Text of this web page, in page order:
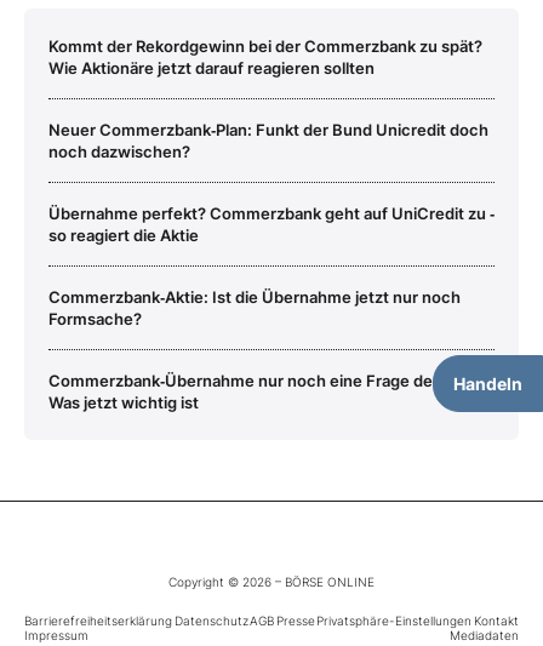
Handeln
Kommt der Rekordgewinn bei der Commerzbank zu spät?
Wie Aktionäre jetzt darauf reagieren sollten
Neuer Commerzbank‑Plan: Funkt der Bund Unicredit doch
noch dazwischen?
Übernahme perfekt? Commerzbank geht auf UniCredit zu ‑
so reagiert die Aktie
Commerzbank‑Aktie: Ist die Übernahme jetzt nur noch
Formsache?
Commerzbank‑Übernahme nur noch eine Frage der Zeit?
Was jetzt wichtig ist
Copyright © 2026 – BÖRSE ONLINE
Barrierefreiheitserklärung DatenschutzAGB PressePrivatsphäre-Einstellungen Kontakt
Impressum
Mediadaten